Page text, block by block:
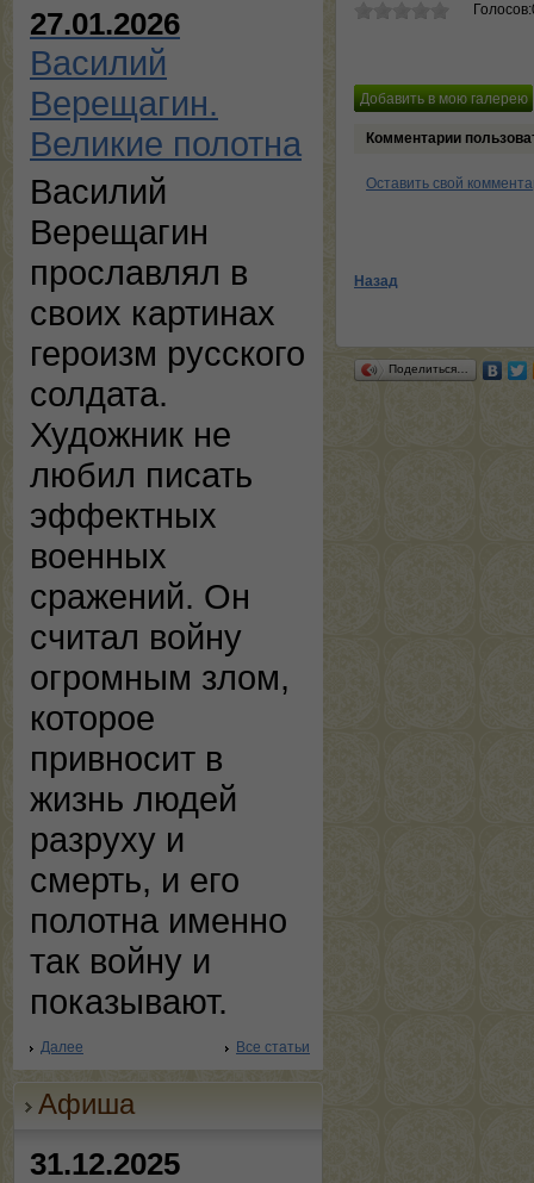
27.01.2026
Василий
Верещагин.
Великие полотна
Василий
Верещагин
прославлял в
своих картинах
героизм русского
солдата.
Художник не
любил писать
эффектных
военных
сражений. Он
считал войну
огромным злом,
которое
привносит в
жизнь людей
разруху и
смерть, и его
полотна именно
так войну и
показывают.
Далее Все статьи
Афиша
31.12.2025
Комментарии
Оставить свой
Назад
Поделиться…